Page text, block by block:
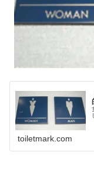
toiletmark.com